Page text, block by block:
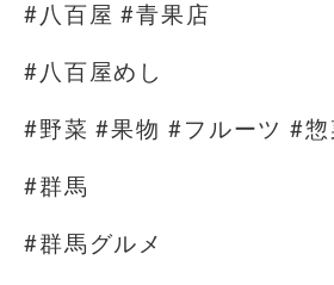
#八百屋 #青果店
#八百屋めし
#野菜 #果物 #フルーツ #惣
#群馬
#群馬グルメ